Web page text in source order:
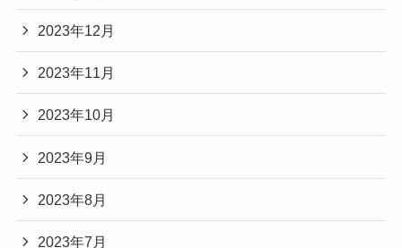
2023年12月
2023年11月
2023年10月
2023年9月
2023年8月
2023年7月